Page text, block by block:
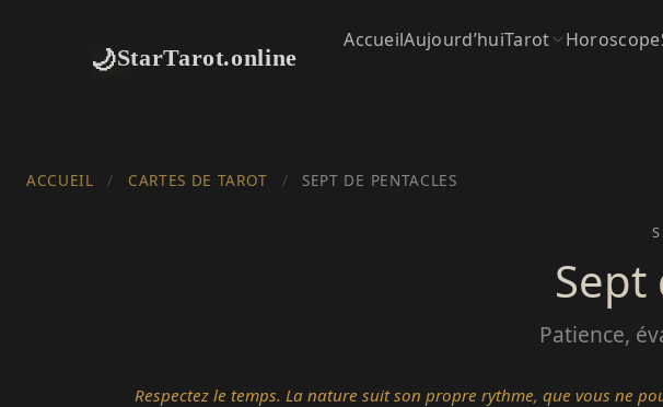
🌙StarTarot.online
AccueilAujourd’huiTarot Horoscope
ACCUEIL / CARTES DE TAROT / SEPT DE PENTACLES
Sept
Patience,
Respectez le temps. La nature suit son propre rythme, que vous ne